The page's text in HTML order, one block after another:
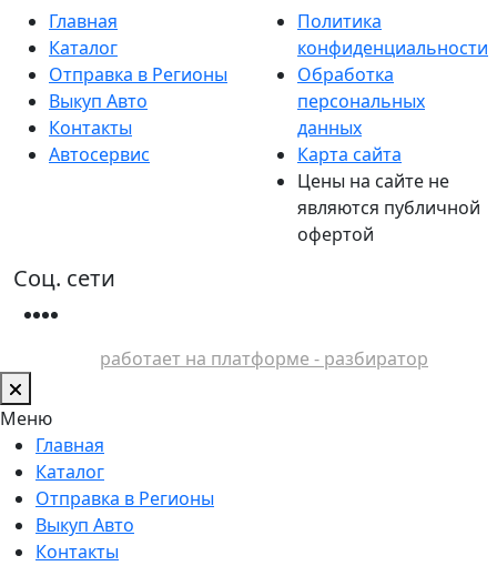
Главная
Каталог
Отправка в Регионы
Выкуп Авто
Контакты
Автосервис
Политика
конфиденциальности
Обработка
персональных
данных
Карта сайта
Цены на сайте не
являются публичной
офертой
Соц. сети
работает на платформе - разбиратор
Меню
Главная
Каталог
Отправка в Регионы
Выкуп Авто
Контакты